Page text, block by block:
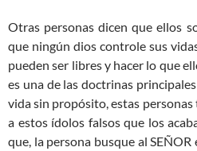
Otras personas dicen que ellos
que ningún dios controle sus
pueden ser libres y hacer lo que
es una de las doctrinas
vida sin propósito, estas
a estos ídolos falsos que los
que, la persona busque al